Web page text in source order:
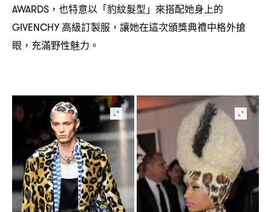
AWARDS， 也特意以「豹紋髮型」來搭配她身上的
GIVENCHY高級訂製服 ， 讓她在這次頒獎典禮中格外搶
眼 ， 充滿野性魅力。